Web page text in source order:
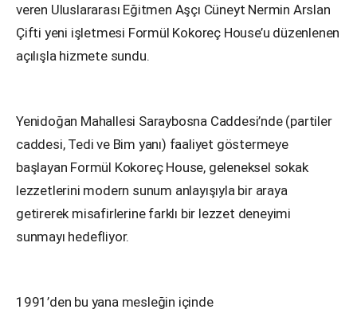
veren Uluslararası Eğitmen Aşçı Cüneyt Nermin Arslan
Çifti yeni işletmesi Formül Kokoreç House’u düzenlenen
açılışla hizmete sundu.
Yenidoğan Mahallesi Saraybosna Caddesi’nde (partiler
caddesi, Tedi ve Bim yanı) faaliyet göstermeye
başlayan Formül Kokoreç House, geleneksel sokak
lezzetlerini modern sunum anlayışıyla bir araya
getirerek misafirlerine farklı bir lezzet deneyimi
sunmayı hedefliyor.
1991’den bu yana mesleğin içinde